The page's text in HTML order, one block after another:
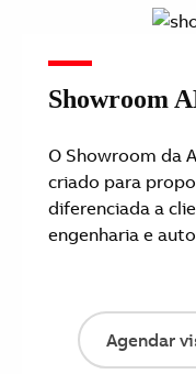
Showroom
O Showroom da
criado para
diferenciada a
engenharia e
Agendar